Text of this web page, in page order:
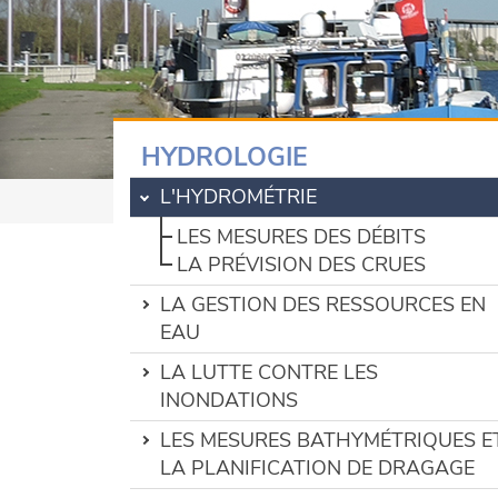
HYDROLOGIE
L'HYDROMÉTRIE
LES MESURES DES DÉBITS
LA PRÉVISION DES CRUES
LA GESTION DES RESSOURCES EN
EAU
LA LUTTE CONTRE LES
INONDATIONS
LES MESURES BATHYMÉTRIQUES
LA PLANIFICATION DE DRAGAGE